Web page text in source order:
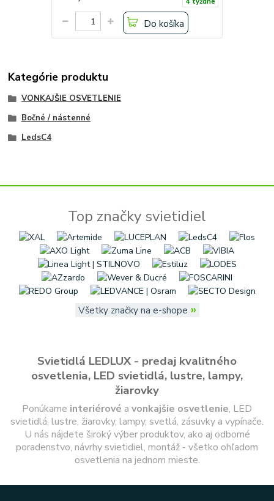
Do košíka
Kategórie produktu
VONKAJŠIE OSVETLENIE
Bočné / nástenné
LedsC4
Top značky svietidiel
Všetky značky na e-shope »
Svietidlá LEDLUX - predaj kvalitného
osvetlenia, LED svietidlá, lustre, lampy,
žiarovky
Ponúkame interiérové a vonkajšie osvetlenie, LED
svietidlá, lustre, žiarovky, lampy, svetlá, zásuvky a vypínače.
U nás nájdete široký výber produktov, ako aj odborné
poradenstvo, návrhy svietidiel, montáž - všetko ohľadom
osvetlenia na jednom mieste.